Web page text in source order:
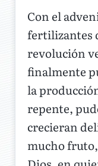
Con el
fertilizantes
revolución
finalmente
la
repente,
crecieran
mucho